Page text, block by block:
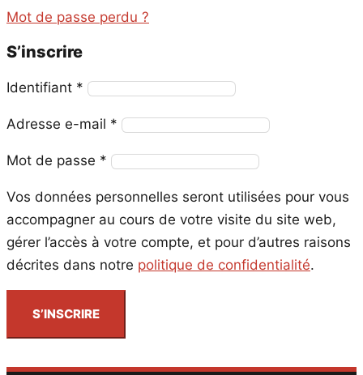
Mot de passe perdu ?
S’inscrire
Identifiant * Obligatoire
Adresse e-mail * Obligatoire
Mot de passe * Obligatoire
Vos données personnelles seront utilisées pour vous
accompagner au cours de votre visite du site web,
gérer l’accès à votre compte, et pour d’autres raisons
décrites dans notre politique de confidentialité.
S’INSCRIRE